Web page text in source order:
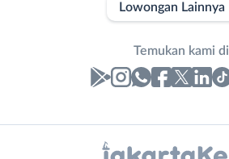
Lowongan Lainnya
Temukan kami di